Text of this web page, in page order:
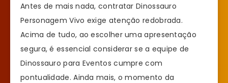
Antes de mais nada, contratar Dinossauro
Personagem Vivo exige atenção redobrada.
Acima de tudo, ao escolher uma apresentação
segura, é essencial considerar se a equipe de
Dinossauro para Eventos cumpre com
pontualidade. Ainda mais, o momento da